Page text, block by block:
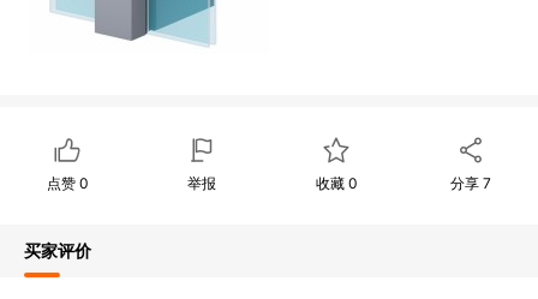
点赞 0 举报 收藏 0 分享 7
买家评价